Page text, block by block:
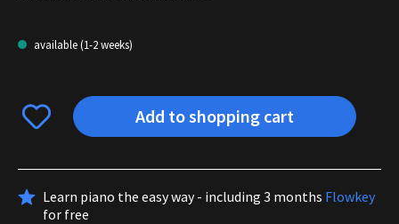
available (1-2 weeks)
Add to shopping cart
Learn piano the easy way - including 3 months Flowkey
for free